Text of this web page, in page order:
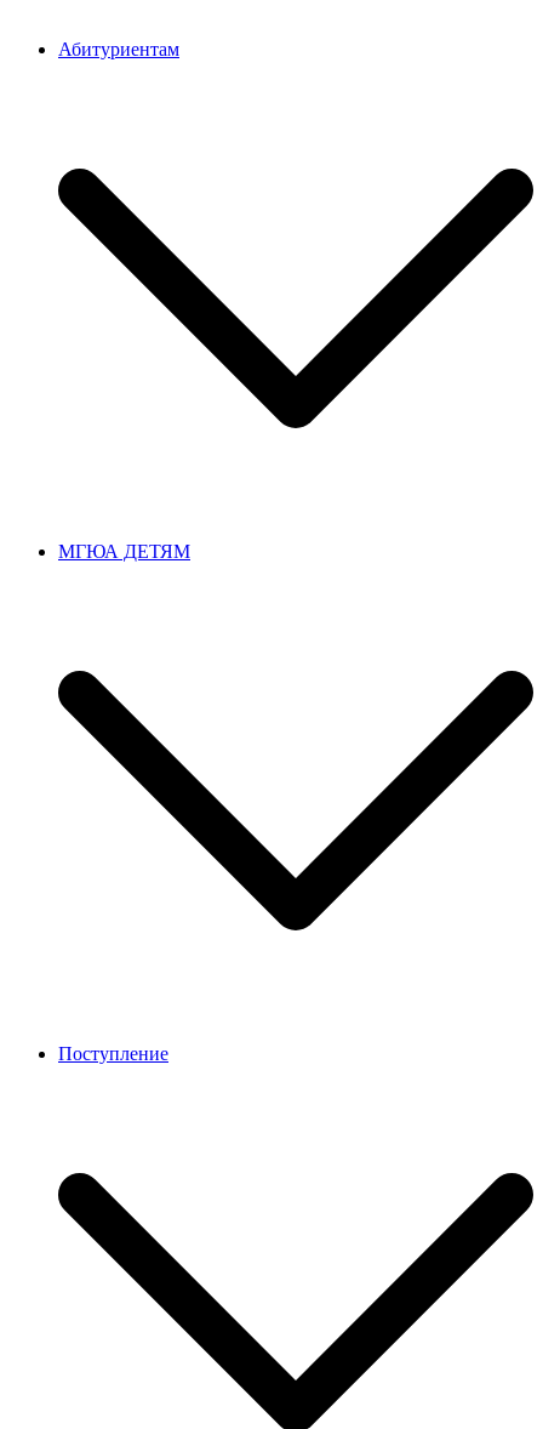
Абитуриентам
МГЮА ДЕТЯМ
Поступление